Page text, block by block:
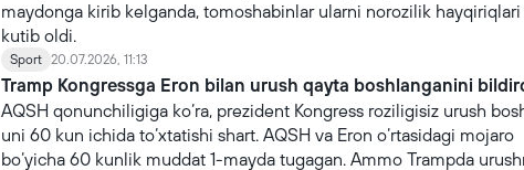
maydonga kirib kelganda, tomoshabinlar ularni norozilik hayqiriqlari
kutib oldi.
Sport 20.07.2026, 11:13
Tramp Kongressga Eron bilan urush qayta boshlanganini
AQSH qonunchiligiga ko‘ra, prezident Kongress roziligisiz urush
uni 60 kun ichida to‘xtatishi shart. AQSH va Eron o‘rtasidagi mojaro
bo‘yicha 60 kunlik muddat 1-mayda tugagan. Ammo Trampda